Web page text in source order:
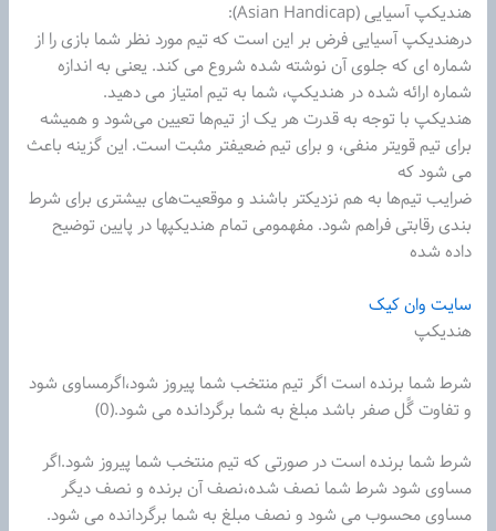
هندیکپ آسیایی (Asian Handicap):
درهندیکپ آسیایی فرض بر این است که تیم مورد نظر شما بازی را از
شماره ای که جلوی آن نوشته شده شروع می کند. یعنی به اندازه
شماره ارائه شده در هندیکپ، شما به تیم امتیاز می دهید.
هندیکپ با توجه به قدرت هر یک از تیم‌‌ها تعیین می‌شود و همیشه
برای تیم قویتر منفی، و برای تیم ضعیفتر مثبت است. این گزینه باعث
می شود که
ضرایب تیم‌‌ها به هم نزدیکتر باشند و موقعیت‌های بیشتری برای شرط‌
بندی رقابتی فراهم شود. مفهمومی تمام هندیکپها در پایین توضیح
داده شده
سایت وان کیک
هندیکپ
شرط شما برنده است اگر تیم‌ منتخب شما پیروز شود،اگرمساوی شود
و تفاوت گًل صفر باشد مبلغ به شما برگردانده می شود.(0)
شرط شما برنده است در صورتی‌ که تیم‌ منتخب شما پیروز شود.اگر
مساوی شود شرط شما نصف شده،نصف آن برنده و نصف دیگر
مساوی محسوب می شود و نصف مبلغ به شما برگردانده می شود.